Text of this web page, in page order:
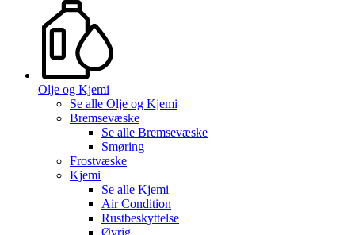
Olje og Kjemi
Se alle Olje og Kjemi
Bremsevæske
Se alle Bremsevæske
Smøring
Frostvæske
Kjemi
Se alle Kjemi
Air Condition
Rustbeskyttelse
Øvrig